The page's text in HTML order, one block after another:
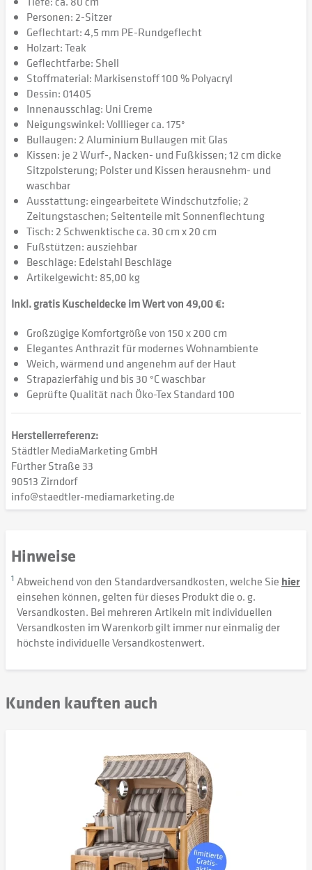
Personen: 2-Sitzer
Geflechtart: 4,5 mm PE-Rundgeflecht
Holzart: Teak
Geflechtfarbe: Shell
Stoffmaterial: Markisenstoff 100 % Polyacryl
Dessin: 01405
Innenausschlag: Uni Creme
Neigungswinkel: Volllieger ca. 175°
Bullaugen: 2 Aluminium Bullaugen mit Glas
Kissen: je 2 Wurf-, Nacken- und Fußkissen; 12 cm dicke
Sitzpolsterung; Polster und Kissen herausnehm- und
waschbar
Ausstattung: eingearbeitete Windschutzfolie; 2
Zeitungstaschen; Seitenteile mit Sonnenflechtung
Tisch: 2 Schwenktische ca. 30 cm x 20 cm
Fußstützen: ausziehbar
Beschläge: Edelstahl Beschläge
Artikelgewicht: 85,00 kg
Inkl. gratis Kuscheldecke im Wert von 49,00 €:
Großzügige Komfortgröße von 150 x 200 cm
Elegantes Anthrazit für modernes Wohnambiente
Weich, wärmend und angenehm auf der Haut
Strapazierfähig und bis 30 °C waschbar
Geprüfte Qualität nach Öko-Tex Standard 100
Herstellerreferenz:
Städtler MediaMarketing GmbH
Fürther Straße 33
90513 Zirndorf
info@staedtler-mediamarketing.de
Hinweise
1 Abweichend von den Standardversandkosten, welche Sie hier
einsehen können, gelten für dieses Produkt die o. g.
Versandkosten. Bei mehreren Artikeln mit individuellen
Versandkosten im Warenkorb gilt immer nur einmalig der
höchste individuelle Versandkostenwert.
Kunden kauften auch